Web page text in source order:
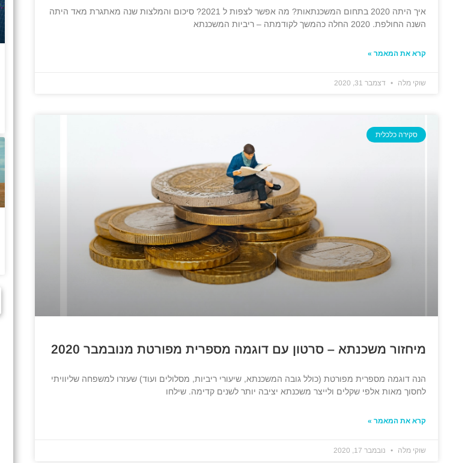
איך היתה 2020 בתחום המשכנתאות? מה אפשר לצפות ל 2021? סיכום והמלצות שנה מאתגרת מאד היתה
השנה החולפת. 2020 החלה כהמשך לקודמתה – ריביות המשכנתא
קרא את המאמר »
שוקי מלה דצמבר 31, 2020
סקירה כלכלית
מיחזור משכנתא – סרטון עם דוגמה מספרית מפורטת מנובמבר 2020
הנה דוגמה מספרית מפורטת (כולל גובה המשכנתא, שיעורי ריביות, מסלולים ועוד) שעזרו למשפחה שליוויתי
לחסוך מאות אלפי שקלים ולייצר משכנתא יציבה יותר לשנים קדימה. שילחו
קרא את המאמר »
שוקי מלה נובמבר 17, 2020